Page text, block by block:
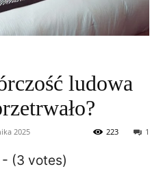
ludowa
2025 1
223
(3 votes)